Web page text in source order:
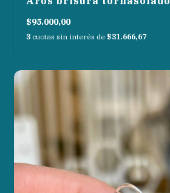
$95.000,00
3 cuotas sin interés de $31.666,67